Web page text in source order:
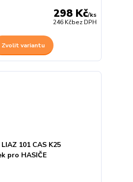
298 Kč/ks
246 Kčbez DPH
Zvolit variantu